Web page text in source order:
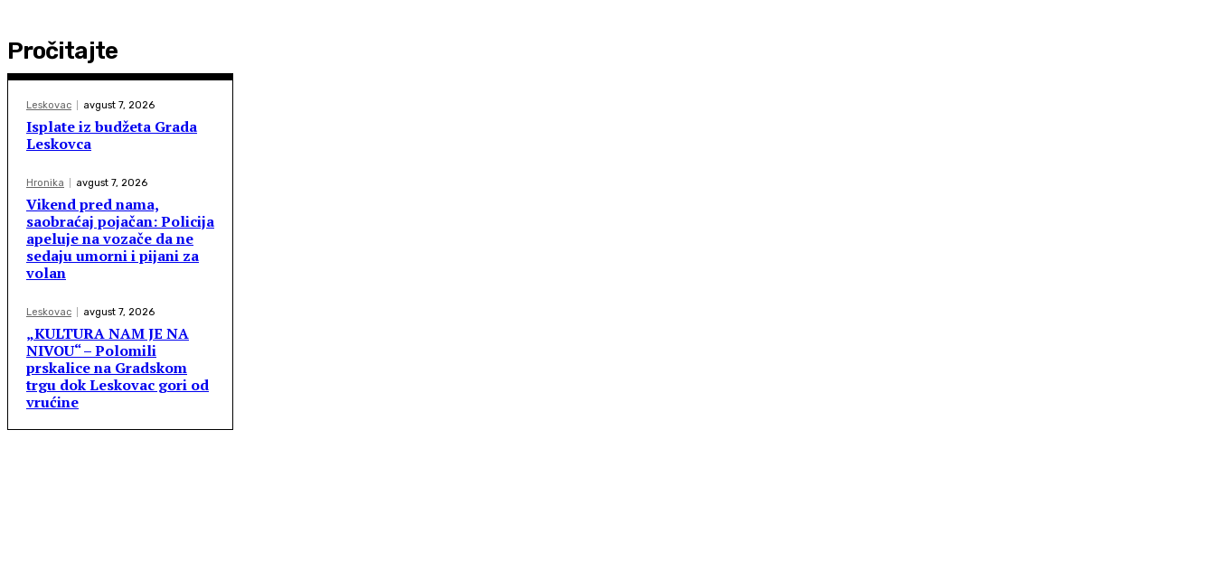
Pročitajte
Leskovac avgust 7, 2026
Isplate iz budžeta Grada
Leskovca
Hronika avgust 7, 2026
Vikend pred nama,
saobraćaj pojačan: Policija
apeluje na vozače da ne
sedaju umorni i pijani za
volan
Leskovac avgust 7, 2026
„KULTURA NAM JE NA
NIVOU“ – Polomili
prskalice na Gradskom
trgu dok Leskovac gori od
vrućine